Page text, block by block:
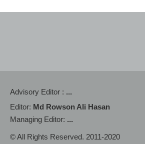
Advisory Editor : ...
Editor: Md Rowson Ali Hasan
Managing Editor: ...
© All Rights Reserved. 2011-2020